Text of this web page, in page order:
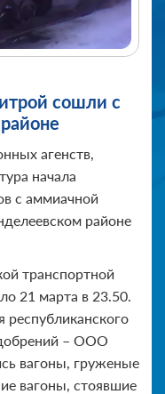
сошли с
агенств,
начала
с аммиачной
районе
транспортной
21 марта в 23.50.
республиканского
– ООО
вагоны, груженые
вагоны, стоявшие